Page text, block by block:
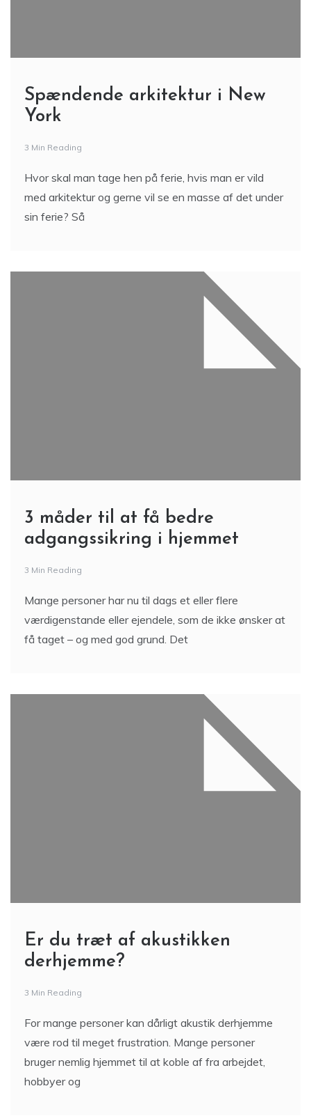
Spændende arkitektur i New
York
3 Min Reading
Hvor skal man tage hen på ferie, hvis man er vild
med arkitektur og gerne vil se en masse af det under
sin ferie? Så
3 måder til at få bedre
adgangssikring i hjemmet
3 Min Reading
Mange personer har nu til dags et eller flere
værdigenstande eller ejendele, som de ikke ønsker at
få taget – og med god grund. Det
Er du træt af akustikken
derhjemme?
3 Min Reading
For mange personer kan dårligt akustik derhjemme
være rod til meget frustration. Mange personer
bruger nemlig hjemmet til at koble af fra arbejdet,
hobbyer og